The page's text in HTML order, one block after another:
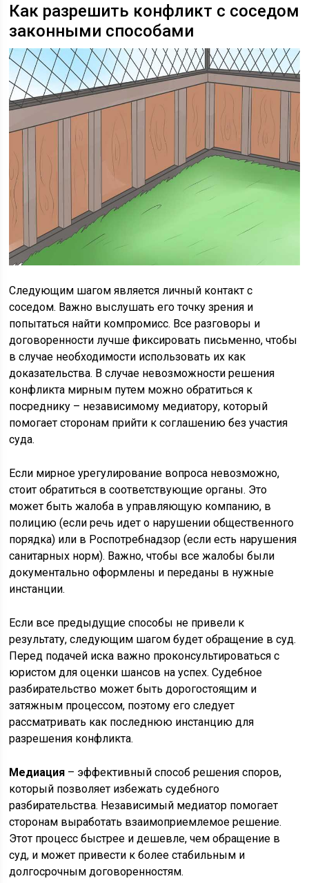
Как разрешить конфликт с соседом
законными способами
Следующим шагом является личный контакт с
соседом. Важно выслушать его точку зрения и
попытаться найти компромисс. Все разговоры и
договоренности лучше фиксировать письменно, чтобы
в случае необходимости использовать их как
доказательства. В случае невозможности решения
конфликта мирным путем можно обратиться к
посреднику – независимому медиатору, который
помогает сторонам прийти к соглашению без участия
суда.
Если мирное урегулирование вопроса невозможно,
стоит обратиться в соответствующие органы. Это
может быть жалоба в управляющую компанию, в
полицию (если речь идет о нарушении общественного
порядка) или в Роспотребнадзор (если есть нарушения
санитарных норм). Важно, чтобы все жалобы были
документально оформлены и переданы в нужные
инстанции.
Если все предыдущие способы не привели к
результату, следующим шагом будет обращение в суд.
Перед подачей иска важно проконсультироваться с
юристом для оценки шансов на успех. Судебное
разбирательство может быть дорогостоящим и
затяжным процессом, поэтому его следует
рассматривать как последнюю инстанцию для
разрешения конфликта.
Медиация – эффективный способ решения споров,
который позволяет избежать судебного
разбирательства. Независимый медиатор помогает
сторонам выработать взаимоприемлемое решение.
Этот процесс быстрее и дешевле, чем обращение в
суд, и может привести к более стабильным и
долгосрочным договоренностям.